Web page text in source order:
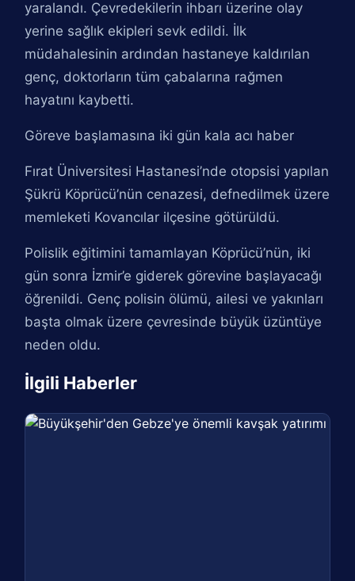
yaralandı. Çevredekilerin ihbarı üzerine olay
yerine sağlık ekipleri sevk edildi. İlk
müdahalesinin ardından hastaneye kaldırılan
genç, doktorların tüm çabalarına rağmen
hayatını kaybetti.
Göreve başlamasına iki gün kala acı haber
Fırat Üniversitesi Hastanesi’nde otopsisi yapılan
Şükrü Köprücü’nün cenazesi, defnedilmek üzere
memleketi Kovancılar ilçesine götürüldü.
Polislik eğitimini tamamlayan Köprücü’nün, iki
gün sonra İzmir’e giderek görevine başlayacağı
öğrenildi. Genç polisin ölümü, ailesi ve yakınları
başta olmak üzere çevresinde büyük üzüntüye
neden oldu.
İlgili Haberler